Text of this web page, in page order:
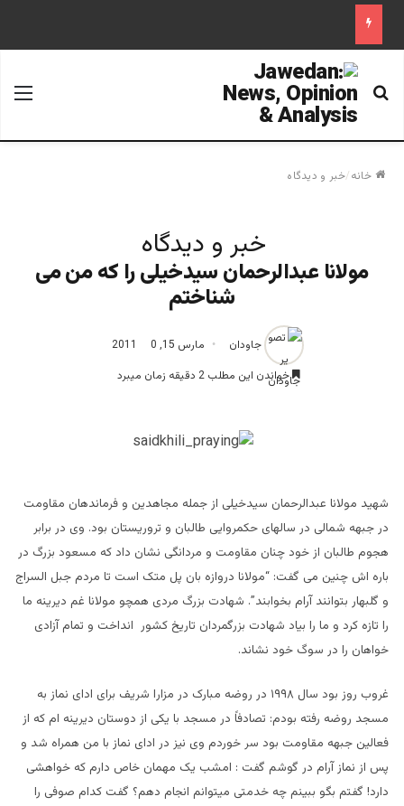
جستجو برای
خانه/خبر و دیدگاه
خبر و دیدگاه
مولانا عبدالرحمان سیدخیلی را که من می
شناختم
جاودان مارس 15, 2011
0
خواندن این مطلب 2 دقیقه زمان میبرد
شهید مولانا عبدالرحمان سیدخیلی از جمله مجاهدین و فرماندهان مقاومت
در جبهه شمالی در سالهای حکمروایی طالبان و تروریستان بود. وی در برابر
هجوم طالبان از خود چنان مقاومت و مردانگی نشان داد که مسعود بزرگ در
باره اش چنین می گفت: “مولانا دروازه بان پل متک است تا مردم جبل السراج
و گلبهار بتوانند آرام بخوابند”. شهادت بزرگ مردی همچو مولانا غم دیرینه ما
را تازه کرد و ما را بیاد شهادت بزرگمردان تاریخ کشور انداخت و تمام آزادی
خواهان را در سوگ خود نشاند.
غروب روز بود سال ۱۹۹۸ در روضه مبارک در مزارا شریف برای ادای نماز به
مسجد روضه رفته بودم: تصادفاً در مسجد با یکی از دوستان دیرینه ام که از
فعالین جبهه مقاومت بود سر خوردم وی نیز در ادای نماز با من همراه شد و
پس از نماز آرام در گوشم گفت : امشب یک مهمان خاص دارم که خواهشی
دارد! گفتم بگو ببینم چه خدمتی میتوانم انجام دهم؟ گفت کدام صوفی را